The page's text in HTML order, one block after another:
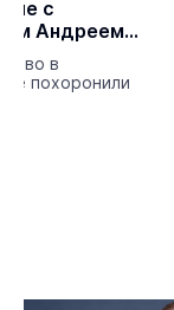
с
Андреем
в
похоронили